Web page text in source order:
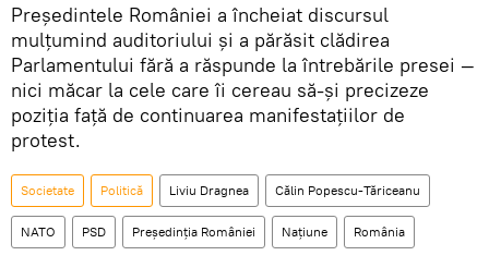
Președintele României a încheiat discursul
mulțumind auditoriului și a părăsit clădirea
Parlamentului fără a răspunde la întrebările presei —
nici măcar la cele care îi cereau să-și precizeze
poziția față de continuarea manifestațiilor de
protest.
Societate Politică Liviu Dragnea Călin Popescu-Tăriceanu
NATO PSD Președinția României Națiune România